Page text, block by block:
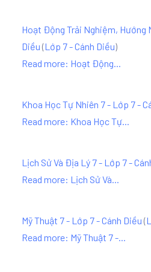
Hoạt Động Trải Nghiệm, Hướng
Diều (Lớp 7 - Cánh Diều)
Read more: Hoạt Động...
Khoa Học Tự Nhiên 7 - Lớp 7 -
Read more: Khoa Học Tự...
Lịch Sử Và Địa Lý 7 - Lớp 7 -
Read more: Lịch Sử Và...
Mỹ Thuật 7 - Lớp 7 - Cánh Diều (
Read more: Mỹ Thuật 7 -...